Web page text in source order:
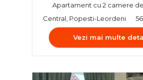
Apartament cu 2 camere
Central, Popesti-Leordeni
Vezi mai multe